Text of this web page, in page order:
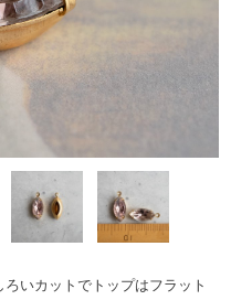
いカットでトップはフラット